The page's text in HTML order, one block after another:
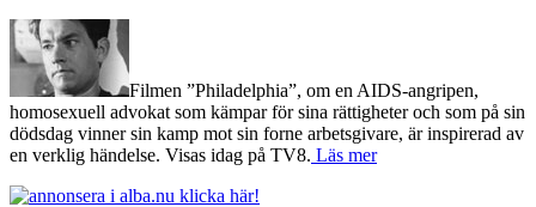
Filmen ”Philadelphia”, om en AIDS-angripen,
homosexuell advokat som kämpar för sina rättigheter och som på sin
dödsdag vinner sin kamp mot sin forne arbetsgivare, är inspirerad av
en verklig händelse. Visas idag på TV8. Läs mer